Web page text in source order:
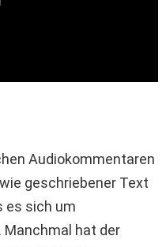
Audiokommentaren
geschriebener Text
es sich um
Manchmal hat der